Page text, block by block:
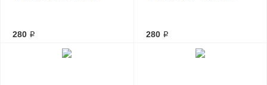
280 ₽ 280 ₽